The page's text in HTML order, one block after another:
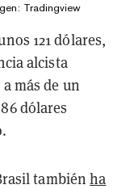
Tradingview
121 dólares,
alcista
más de un
dólares
tambiénha